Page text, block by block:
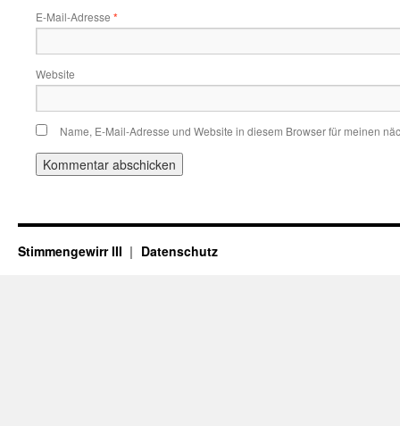
E-Mail-Adresse *
Website
Name, E-Mail-Adresse und Website in diesem Browser für meinen
Stimmengewirr III Datenschutz